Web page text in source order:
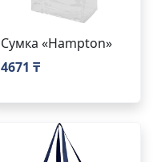
Сумка «Hampton»
4671 ₸